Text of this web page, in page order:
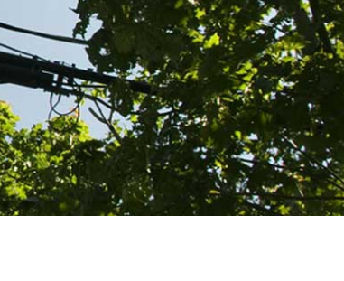
choisissez de vous adresser à Renard 50. Elle
tout Surville et propose, outre l’entretien des
sécurisation des lieux et des personnes. Ses
tarifaires sont à la portée de toutes les bourses. Pour
demander un devis, vous pouvez vous adresser à ses
de clientèle.